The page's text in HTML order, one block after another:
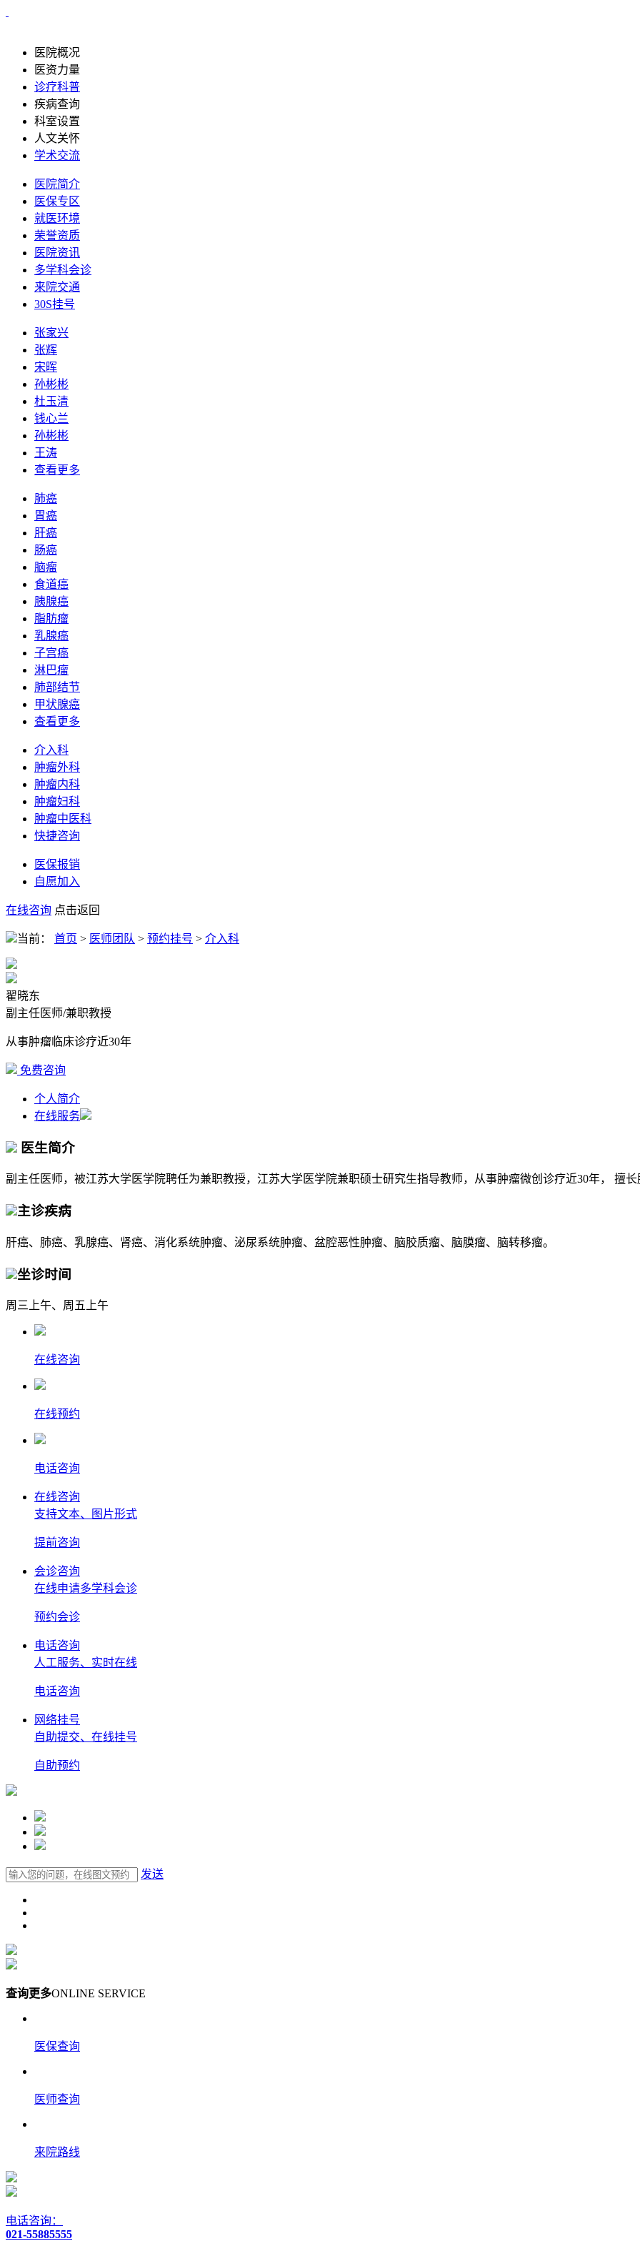
医院概况
医资力量
诊疗科普
疾病查询
科室设置
人文关怀
学术交流
医院简介
医保专区
就医环境
荣誉资质
医院资讯
多学科会诊
来院交通
30S挂号
张家兴
张辉
宋晖
孙彬彬
杜玉清
钱心兰
孙彬彬
王涛
查看更多
肺癌
胃癌
肝癌
肠癌
脑瘤
食道癌
胰腺癌
脂肪瘤
乳腺癌
子宫癌
淋巴瘤
肺部结节
甲状腺癌
查看更多
介入科
肿瘤外科
肿瘤内科
肿瘤妇科
肿瘤中医科
快捷咨询
医保报销
自愿加入
在线咨询 点击返回
当前： 首页 > 医师团队 > 预约挂号 > 介入科
翟晓东
副主任医师/兼职教授
从事肿瘤临床诊疗近30年
免费咨询
个人简介
在线服务
医生简介
副主任医师，被江苏大学医学院聘任为兼职教授，江苏大学医学院兼职硕士研究生指导教师，从事肿瘤微创诊疗近30年， 擅长
主诊疾病
肝癌、肺癌、乳腺癌、肾癌、消化系统肿瘤、泌尿系统肿瘤、盆腔恶性肿瘤、脑胶质瘤、脑膜瘤、脑转移瘤。
坐诊时间
周三上午、周五上午
在线咨询
在线预约
电话咨询
在线咨询
支持文本、图片形式
提前咨询
会诊咨询
在线申请多学科会诊
预约会诊
电话咨询
人工服务、实时在线
电话咨询
网络挂号
自助提交、在线挂号
自助预约
发送
查询更多ONLINE SERVICE
医保查询
医师查询
来院路线
电话咨询：
021-55885555